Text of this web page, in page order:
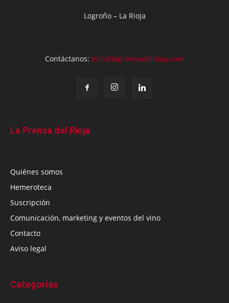
Logroño – La Rioja
Contáctanos: info@laprensadelrioja.com
La Prensa del Rioja
Quiénes somos
Hemeroteca
Suscripción
Comunicación, marketing y eventos del vino
Contacto
Aviso legal
Categorías